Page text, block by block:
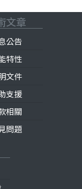
文章
公告
特性
文件
支援
相關
問題